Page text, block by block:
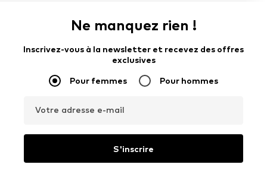
Ne manquez rien !
Inscrivez-vous à la newsletter et recevez des offres
exclusives
Pour femmes Pour hommes
Votre adresse e-mail
S'inscrire